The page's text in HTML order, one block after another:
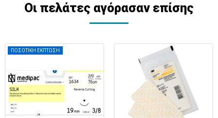
Οι πελάτες αγόρασαν επίσης
ΠΟΣΟΤΙΚΗ ΕΚΠΤΩΣΗ